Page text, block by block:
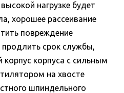
нагрузке будет
хорошее рассеивание
повреждение
продлить срок службы,
корпуса с сильным
на хвосте
шпиндельного